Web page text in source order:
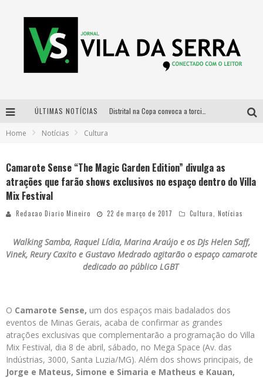
ÚLTIMAS NOTÍCIAS
Designer mineira lança jogo educativo sobre coleta seletiva na maior feira de jogos de tabuleiro da América Latina
Home Notícias Cultura
Camarote Sense “The Magic Garden Edition” divulga as
atrações que farão shows exclusivos no espaço dentro do Villa
Mix Festival
Redacao Diario Mineiro 22 de março de 2017 Cultura Notícias
Walking Samba, Raquel Lídia, Marina Araújo e os DJs Helen Saff,
Vinek, Reury Caxito e Gustavo Medrado agitarão o espaço camarote
dedicado ao público LGBT
O Camarote Sense, um dos espaços mais badalados dos
eventos de Minas Gerais, acaba de confirmar as grandes
atrações exclusivas que complementarão a programação do Villa
Mix Festival, dia 8 de abril, sábado, no Mega Space (Av. das
Indústrias, 3000, Santa Luzia/MG). Além dos shows principais, de
Jorge e Mateus, Simone e Simaria e Matheus e Kauan,